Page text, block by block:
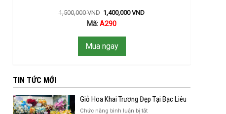
1,500,000VND 1,400,000VND
Mã:A290
Mua ngay
TIN TỨC MỚI
Giỏ Hoa Khai Trương Đẹp Tại Bạc Liêu
Chức năng bình luận bị tắtở